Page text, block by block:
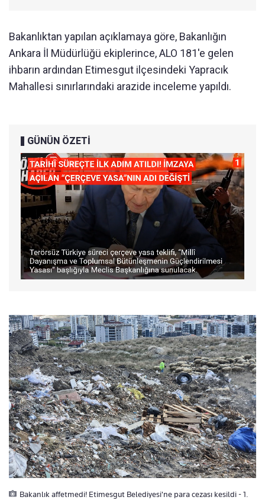
Bakanlıktan yapılan açıklamaya göre, Bakanlığın
Ankara İl Müdürlüğü ekiplerince, ALO 181'e gelen
ihbarın ardından Etimesgut ilçesindeki Yapracık
Mahallesi sınırlarındaki arazide inceleme yapıldı.
GÜNÜN ÖZETİ
Bakanlık affetmedi! Etimesgut Belediyesi'ne para cezası kesildi - 1.